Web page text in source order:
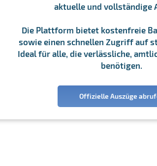
aktuelle und vollständige
Die Plattform bietet kostenfreie
sowie einen schnellen Zugriff auf
Ideal für alle, die verlässliche,
benötigen.
Offizielle Auszüge